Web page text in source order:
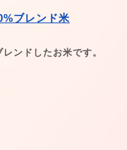
ブレンド米
ンドしたお米です。